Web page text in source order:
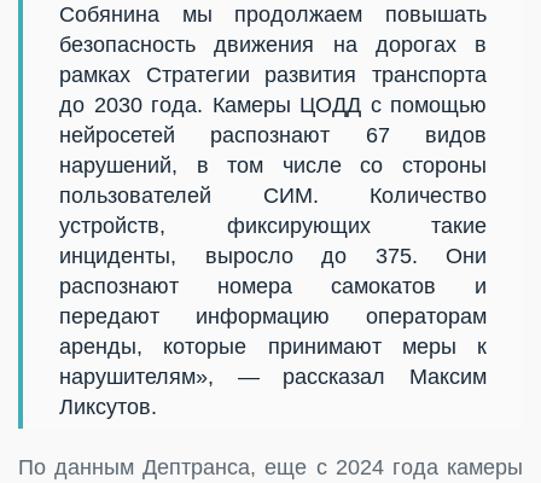
Собянина мы продолжаем повышать
безопасность движения на дорогах в
рамках Стратегии развития транспорта
до 2030 года. Камеры ЦОДД с помощью
нейросетей распознают 67 видов
нарушений, в том числе со стороны
пользователей СИМ. Количество
устройств, фиксирующих такие
инциденты, выросло до 375. Они
распознают номера самокатов и
передают информацию операторам
аренды, которые принимают меры к
нарушителям», — рассказал Максим
Ликсутов.
По данным Дептранса, еще с 2024 года камеры